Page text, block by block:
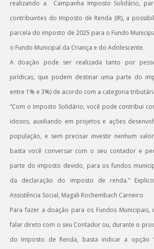
realizando a Campanha Imposto Solidário,
contribuintes do Imposto de Renda (IR), a
parcela do imposto de 2025 para o Fundo
o Fundo Municipal da Criança e do Adolescente.
A doação pode ser realizada tanto por
jurídicas, que podem destinar uma parte do
entre 1% e 3%) de acordo com a categoria
“Com o Imposto Solidário, você pode contribui
idosos, auxiliando em projetos e ações
população, e sem precisar investir nenhum
basta você conversar com o seu contador e
parte do imposto devido, para os fundos
da declaração do imposto de renda.”
Assistência Social, Magali Rochembach Carneiro.
Para fazer a doação para os Fundos
falar direto com o seu Contador ou, durante o
do Imposto de Renda, basta indicar a opção